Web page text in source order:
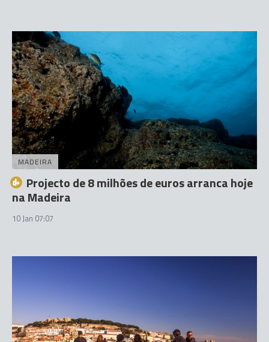
MADEIRA
Projecto de 8 milhões de euros arranca hoje
na Madeira
10 Jan 07:07